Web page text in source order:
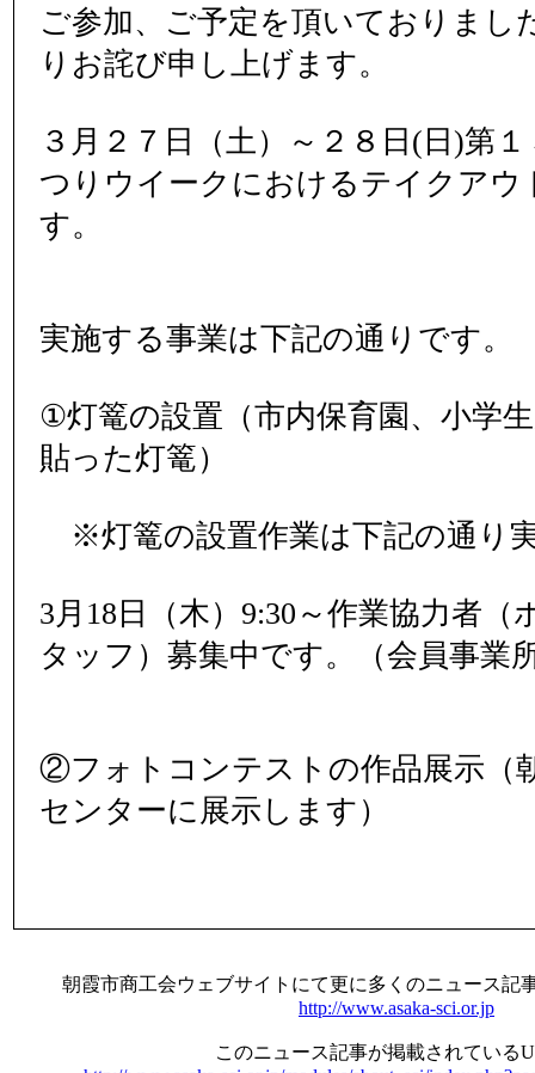
ご参加、ご予定を頂いておりまし
りお詫び申し上げます。
３月２７日（土）～２８日(日)第
つりウイークにおけるテイクアウ
す。
実施する事業は下記の通りです。
①灯篭の設置（市内保育園、小学
貼った灯篭）
※灯篭の設置作業は下記の通り
3月18日（木）9:30～作業協力者（
タッフ）募集中です。（会員事業
②フォトコンテストの作品展示（
センターに展示します）
朝霞市商工会ウェブサイトにて更に多くのニュース記
http://www.asaka-sci.or.jp
このニュース記事が掲載されている